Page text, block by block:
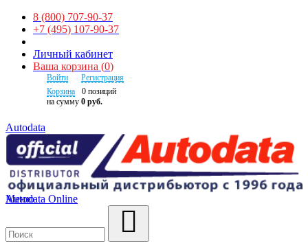
8 (800) 707-90-37
+7 (495) 107-90-37
Личный кабинет
Ваша корзина (0)
Войти
Регистрация
Корзина
0 позиций
на сумму 0 руб.
Autodata
Autodata Online
Меню